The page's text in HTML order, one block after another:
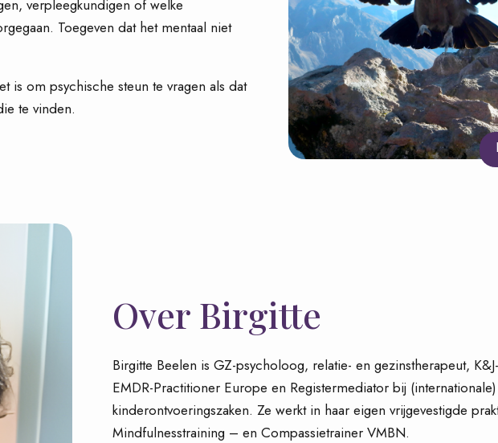
verpleegkundigen of welke
Toegeven dat het mentaal niet
is om psychische steun te vragen als dat
te vinden.
Over Birgitte
Birgitte Beelen is GZ-psycholoog, relatie- en gezinstherapeut,
EMDR-Practitioner Europe en Registermediator bij
kinderontvoeringszaken. Ze werkt in haar eigen vrijgevestigde
Mindfulnesstraining – en Compassietrainer VMBN.